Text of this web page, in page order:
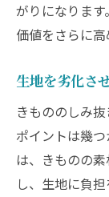
がりになりま
価値をさらに高
生地を劣化さ
きもののしみ
ポイントは幾
は、きものの
し、生地に負